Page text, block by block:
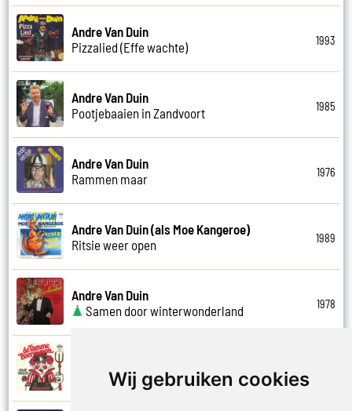
Wij gebruiken cookies
Andre Van Duin
Pizzalied (Effe wachte)
1993
Andre Van Duin
Pootjebaaien in Zandvoort
1985
Andre Van Duin
Rammen maar
1976
Andre Van Duin (als Moe Kangeroe)
Ritsie weer open
1989
Andre Van Duin
Samen door winterwonderland
1978
Samen in bad